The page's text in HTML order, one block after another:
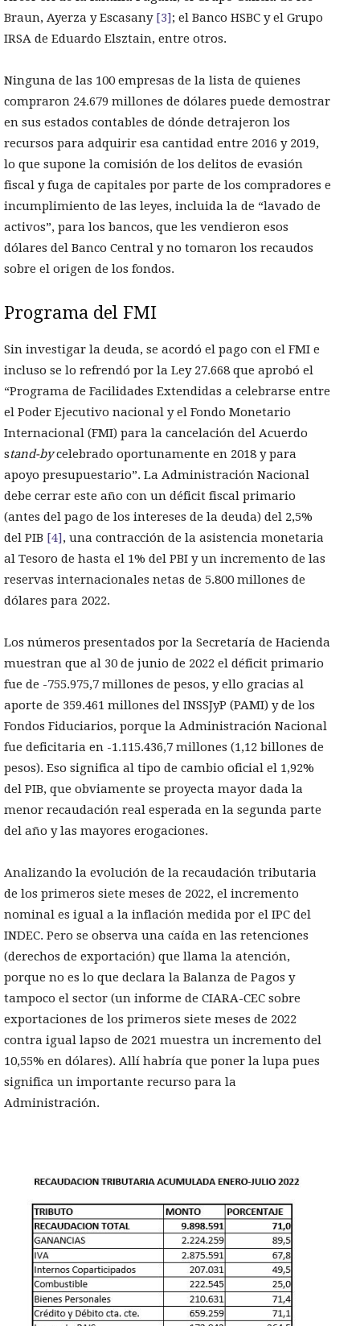
Braun, Ayerza y Escasany [3] ; el Banco HSBC y el Grupo
IRSA de Eduardo Elsztain, entre otros.
Ninguna de las 100 empresas de la lista de quienes
compraron 24.679 millones de dólares puede demostrar
en sus estados contables de dónde detrajeron los
recursos para adquirir esa cantidad entre 2016 y 2019,
lo que supone la comisión de los delitos de evasión
fiscal y fuga de capitales por parte de los compradores e
incumplimiento de las leyes, incluida la de “lavado de
activos”, para los bancos, que les vendieron esos
dólares del Banco Central y no tomaron los recaudos
sobre el origen de los fondos.
Programa del FMI
Sin investigar la deuda, se acordó el pago con el FMI e
incluso se lo refrendó por la Ley 27.668 que aprobó el
“Programa de Facilidades Extendidas a celebrarse entre
el Poder Ejecutivo nacional y el Fondo Monetario
Internacional (FMI) para la cancelación del Acuerdo
stand-bycelebrado oportunamente en 2018 y para
apoyo presupuestario”. La Administración Nacional
debe cerrar este año con un déficit fiscal primario
(antes del pago de los intereses de la deuda) del 2,5%
del PIB [4] , una contracción de la asistencia monetaria
al Tesoro de hasta el 1% del PBI y un incremento de las
reservas internacionales netas de 5.800 millones de
dólares para 2022.
Los números presentados por la Secretaría de Hacienda
muestran que al 30 de junio de 2022 el déficit primario
fue de -755.975,7 millones de pesos, y ello gracias al
aporte de 359.461 millones del INSSJyP (PAMI) y de los
Fondos Fiduciarios, porque la Administración Nacional
fue deficitaria en -1.115.436,7 millones (1,12 billones de
pesos). Eso significa al tipo de cambio oficial el 1,92%
del PIB, que obviamente se proyecta mayor dada la
menor recaudación real esperada en la segunda parte
del año y las mayores erogaciones.
Analizando la evolución de la recaudación tributaria
de los primeros siete meses de 2022, el incremento
nominal es igual a la inflación medida por el IPC del
INDEC. Pero se observa una caída en las retenciones
(derechos de exportación) que llama la atención,
porque no es lo que declara la Balanza de Pagos y
tampoco el sector (un informe de CIARA-CEC sobre
exportaciones de los primeros siete meses de 2022
contra igual lapso de 2021 muestra un incremento del
10,55% en dólares). Allí habría que poner la lupa pues
significa un importante recurso para la
Administración.